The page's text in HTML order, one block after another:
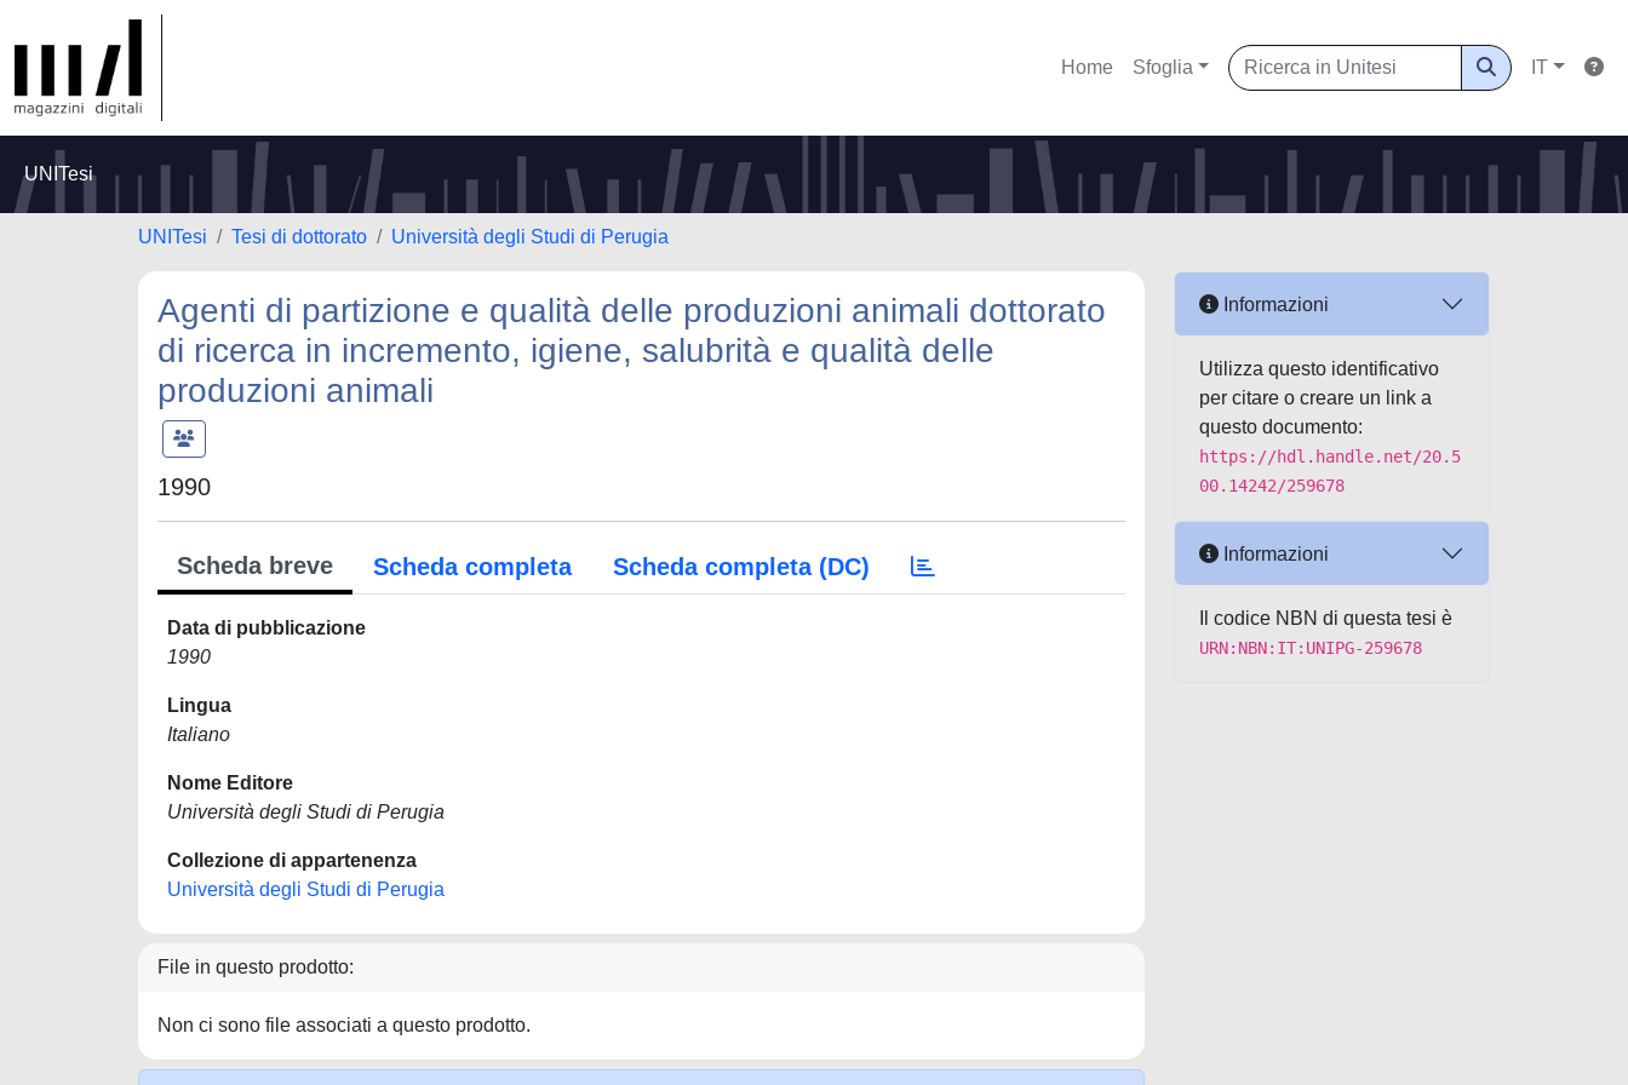
Home Sfoglia IT
UNITesi
UNITesi Tesi di dottorato Università degli Studi di Perugia
Agenti di partizione e qualità delle produzioni animali dottorato
di ricerca in incremento, igiene, salubrità e qualità delle
produzioni animali
1990
Scheda breve Scheda completa Scheda completa (DC)
Data di pubblicazione
1990
Lingua
Italiano
Nome Editore
Università degli Studi di Perugia
Collezione di appartenenza
Università degli Studi di Perugia
File in questo prodotto:
Non ci sono file associati a questo prodotto.
Informazioni
Utilizza questo identificativo
per citare o creare un link a
questo documento:
https://hdl.handle.net/20.5
00.14242/259678
Informazioni
Il codice NBN di questa tesi è
URN:NBN:IT:UNIPG-259678